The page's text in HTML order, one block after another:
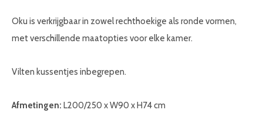
Oku is verkrijgbaar in zowel rechthoekige als ronde vormen,
met verschillende maatopties voor elke kamer.
Vilten kussentjes inbegrepen.
Afmetingen: L200/250 x W90 x H74 cm